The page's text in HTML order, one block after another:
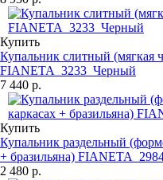
Купить
Купальник слитный (мягкая
FIANETA_3233_Черный
7 440 р.
Купить
Купальник раздельный
+ бразильяна)
2 480 р.